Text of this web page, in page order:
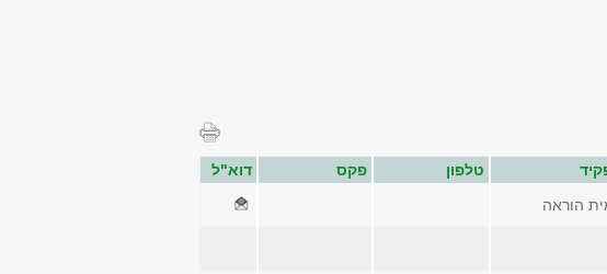
טלפון פקס
דוא"ל
הוראה